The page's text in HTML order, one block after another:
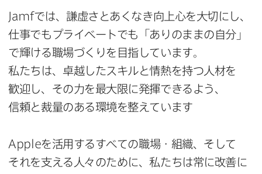
Jamfでは、​謙虚さと​あくなき向上心を​大切にし、​
仕事でも​プライベートでも​「ありのままの​自分」
で​輝ける​職場づくりを​目指しています。​
私たちは、​卓越した​スキルと​情熱を​持つ​人材を​
歓迎し、​その力を​最大限に​発揮できるよう、​
信頼と​裁量の​ある​環境を​整えています
Appleを​活用する​すべての​職場・組織、​そして​
それを​支える​人々の​ために、​私たちは​常に​改善に​